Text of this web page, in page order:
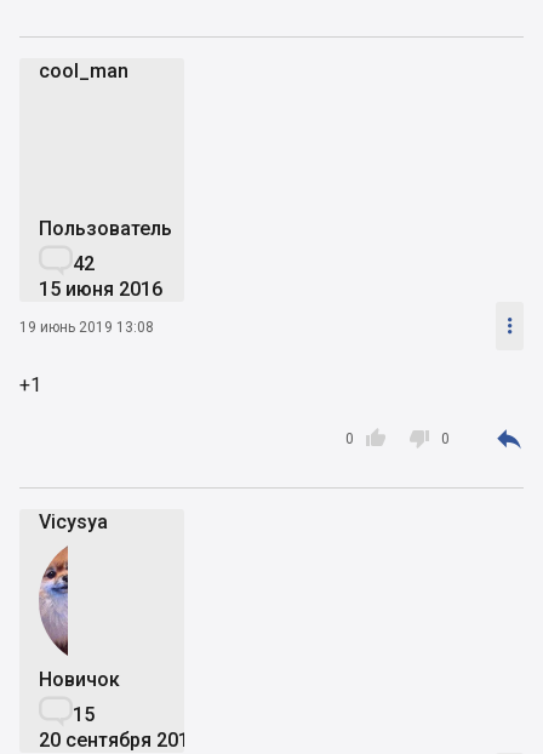
cool_man
Пользователь
42
15 июня 2016
19 июнь 2019 13:08 
+1

0  0 
Vicysya
Новичок
15
20 сентября 2017